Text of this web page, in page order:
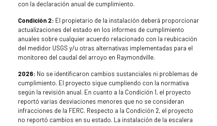
con la declaración anual de cumplimiento.
Condición 2: El propietario de la instalación deberá proporcionar
actualizaciones del estado en los informes de cumplimiento
anuales sobre cualquier acuerdo relacionado con la reubicación
del medidor USGS y/u otras alternativas implementadas para el
monitoreo del caudal del arroyo en Raymondville.
2026: No se identificaron cambios sustanciales ni problemas de
cumplimiento. El proyecto sigue cumpliendo con la normativa
según la revisión anual. En cuanto a la Condición 1, el proyecto
reportó varias desviaciones menores que no se consideran
infracciones de la FERC. Respecto a la Condición 2, el proyecto
no reportó cambios en su estado. La instalación de la escalera